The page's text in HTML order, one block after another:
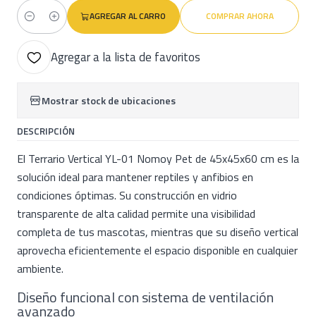
Cantidad
AGREGAR AL CARRO COMPRAR AHORA
Agregar a la lista de favoritos
Mostrar stock de ubicaciones
DESCRIPCIÓN
El Terrario Vertical YL-01 Nomoy Pet de 45x45x60 cm es la
solución ideal para mantener reptiles y anfibios en
condiciones óptimas. Su construcción en vidrio
transparente de alta calidad permite una visibilidad
completa de tus mascotas, mientras que su diseño vertical
aprovecha eficientemente el espacio disponible en cualquier
ambiente.
Diseño funcional con sistema de ventilación
avanzado